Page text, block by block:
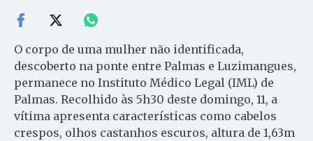
O corpo de uma mulher não identificada,
descoberto na ponte entre Palmas e Luzimangues,
permanece no Instituto Médico Legal (IML) de
Palmas. Recolhido às 5h30 deste domingo, 11, a
vítima apresenta características como cabelos
crespos, olhos castanhos escuros, altura de 1,63m